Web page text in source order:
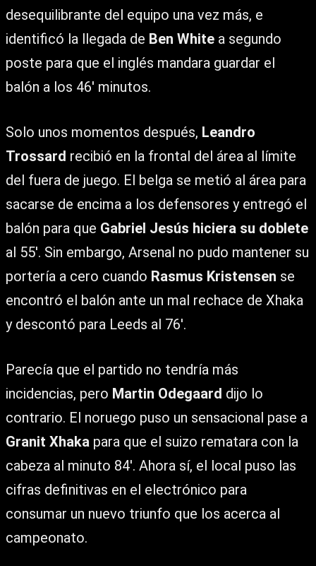
desequilibrante del equipo una vez más, e
identificó la llegada de Ben White a segundo
poste para que el inglés mandara guardar el
balón a los 46′ minutos.
Solo unos momentos después, Leandro
Trossard recibió en la frontal del área al límite
del fuera de juego. El belga se metió al área para
sacarse de encima a los defensores y entregó el
balón para que Gabriel Jesús hiciera su doblete
al 55′. Sin embargo, Arsenal no pudo mantener su
portería a cero cuando Rasmus Kristensen se
encontró el balón ante un mal rechace de Xhaka
y descontó para Leeds al 76′.
Parecía que el partido no tendría más
incidencias, pero Martin Odegaard dijo lo
contrario. El noruego puso un sensacional pase a
Granit Xhaka para que el suizo rematara con la
cabeza al minuto 84′. Ahora sí, el local puso las
cifras definitivas en el electrónico para
consumar un nuevo triunfo que los acerca al
campeonato.